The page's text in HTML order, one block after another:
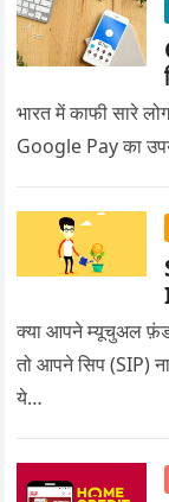
भारत में काफी सारे
Google Pay का
क्या आपने म्यूचुअल
तो आपने सिप (SIP)
ये…